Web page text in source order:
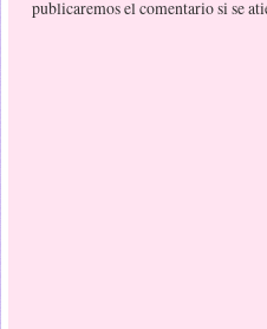
publicaremos el comentario si se